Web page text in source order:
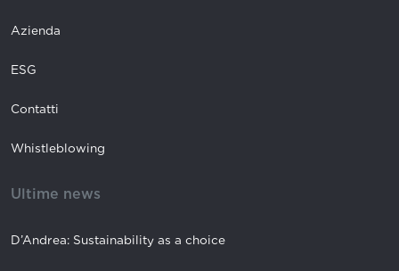
Azienda
ESG
Contatti
Whistleblowing
Ultime news
D’Andrea: Sustainability as a choice